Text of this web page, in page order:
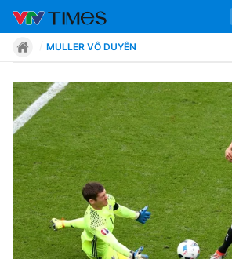
Chuyên mục
Tin tức
Move
Phong cách
MULLER VÔ DUYÊN